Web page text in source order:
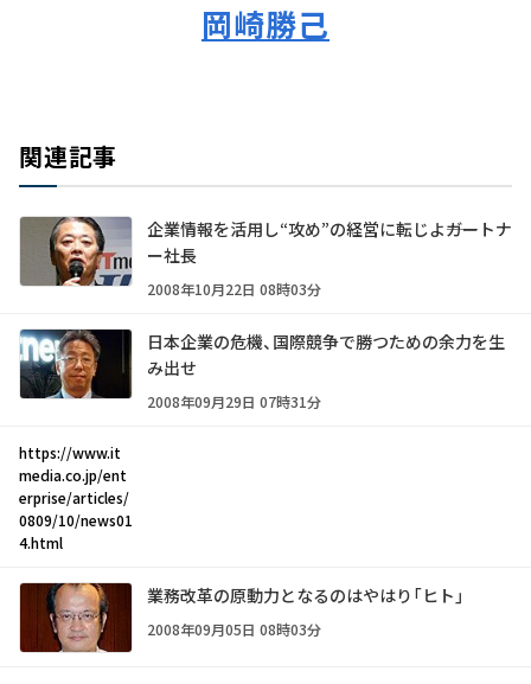
岡崎勝己
関連記事
企業情報を活用し“攻め”の経営に転じよ――ガートナ
ー社長
2008年10月22日 08時03分
日本企業の危機、国際競争で勝つための余力を生
み出せ
2008年09月29日 07時31分
https://www.it
media.co.jp/ent
erprise/articles/
0809/10/news01
4.html
業務改革の原動力となるのはやはり「ヒト」
2008年09月05日 08時03分